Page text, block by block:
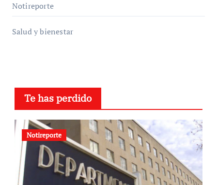
Notireporte
Salud y bienestar
Te has perdido
Notireporte